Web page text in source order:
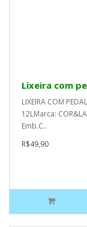
Lixeira com
LIXEIRA COM PEDAL
12LMarca:
Emb.C..
R$49,90